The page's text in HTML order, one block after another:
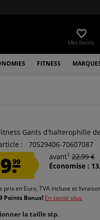
Mes favoris
FITNESS
Gants d'halterophilie
:
70529406-70607087
9.99
avant1 22,99 €
Économise :
prix en Euro, TVA incluse et
Points Bonus! En savoir plus
la taille stp.